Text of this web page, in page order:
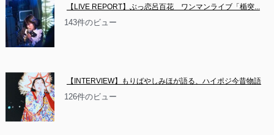
【LIVE REPORT】ぶっ恋呂百花　ワンマンライブ「楯突...
143件のビュー
【INTERVIEW】もりばやしみほが語る、ハイポジ今昔物語
126件のビュー